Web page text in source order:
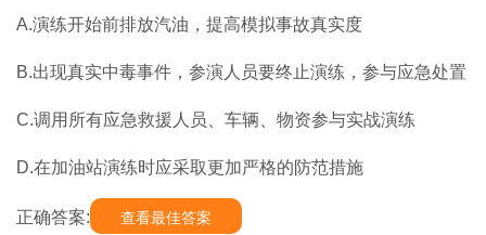
A.演练开始前排放汽油，提高模拟事故真实度
B.出现真实中毒事件，参演人员要终止演练，参与应急处置
C.调用所有应急救援人员、车辆、物资参与实战演练
D.在加油站演练时应采取更加严格的防范措施
正确答案: 查看最佳答案